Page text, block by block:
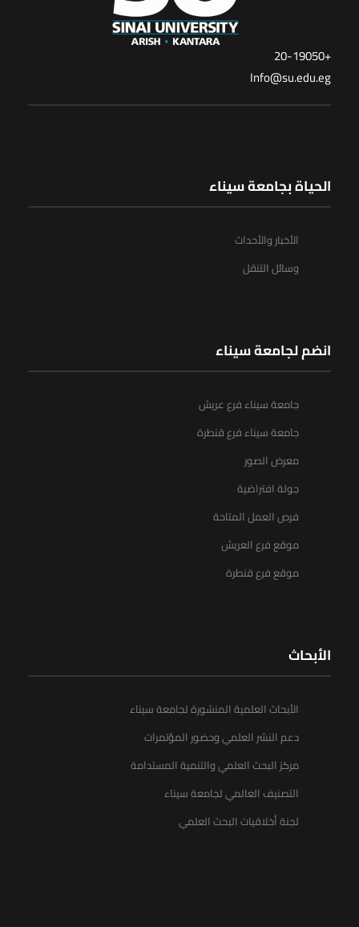
+20-19050
Info@su.edu.eg
الحياة بجامعة سيناء
الأخبار والأحداث
وسائل التنقل
انضم لجامعة سيناء
جامعة سيناء فرع عريش
جامعة سيناء فرع قنطرة
معرض الصور
جولة افتراضية
فرص العمل المتاحة
موقع فرع العريش
موقع فرع قنطرة
الأبحاث
الأبحاث العلمية المنشورة لجامعة سيناء
دعم النشر العلمي وحضور المؤتمرات
مركز البحث العلمي والتنمية المستدامة
التصنيف العالمي لجامعة سيناء
لجنة أخلاقيات البحث العلمي